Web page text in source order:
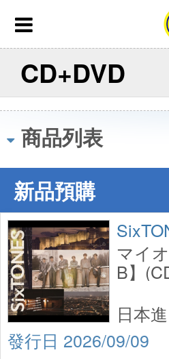
CD+DVD
商品列表
新品預購
マイ
B】
2026/09/09
日本